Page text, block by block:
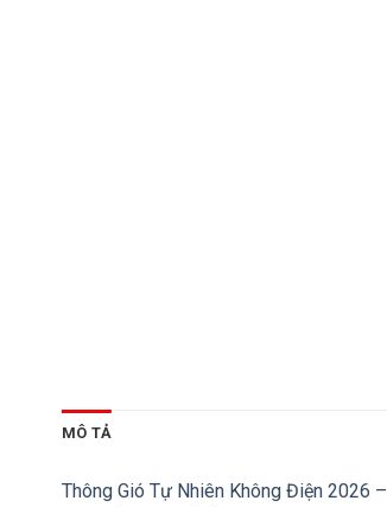
MÔ TẢ
Thông Gió Tự Nhiên Không Điện 2026